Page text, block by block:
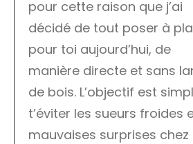
pour cette raison que j’ai
décidé de tout poser à
pour toi aujourd’hui, de
manière directe et sans
de bois. L’objectif est
t’éviter les sueurs froides
mauvaises surprises chez